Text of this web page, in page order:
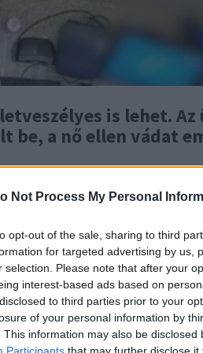
Not Process My Personal
opt-out of the sale, sharing to third
for targeted advertising by us,
selection. Please note that after your
interest-based ads based on
to third parties prior to your
of your personal information by
This information may also be
is lehet. Az
be, a nő ellen vádat
januárban ismerkedett meg a
ekkor szexet ajánlott neki."Ezt
vásárolni, ahol a férfi
a telefonjában rögzített" - írja